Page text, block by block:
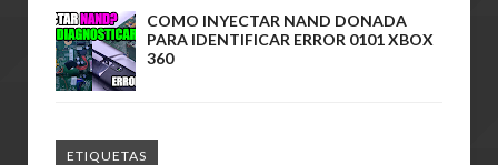
COMO INYECTAR NAND DONADA
PARA IDENTIFICAR ERROR 0101 XBOX
360
ETIQUETAS